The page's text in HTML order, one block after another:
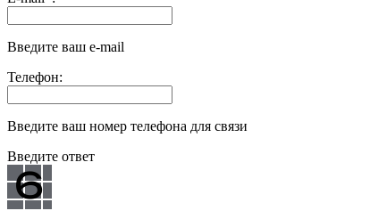
Введите ваш e-mail
Телефон:
Введите ваш номер телефона для связи
Введите ответ